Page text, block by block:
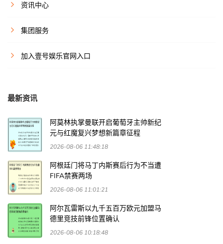
资讯中心
集团服务
加入壹号娱乐官网入口
最新资讯
阿莫林执掌曼联开启葡萄牙主帅新纪
元与红魔复兴梦想新篇章征程
2026-08-06 11:48:18
阿根廷门将马丁内斯赛后行为不当遭
FIFA禁赛两场
2026-08-06 11:01:21
阿尔瓦雷斯以九千五百万欧元加盟马
德里竞技前锋位置确认
2026-08-06 10:18:48